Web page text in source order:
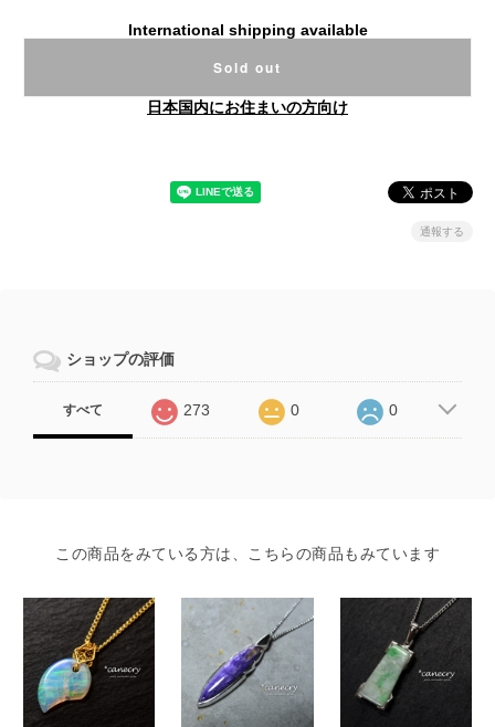
International shipping available
Sold out
日本国内にお住まいの方向け
通報する
ショップの評価
すべて 273 0 0
この商品をみている方は、こちらの商品もみています